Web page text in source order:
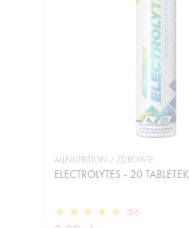
ALLNUTRITION / ZDROWIE
ELECTROLYTES - 20 TABLETEK
316